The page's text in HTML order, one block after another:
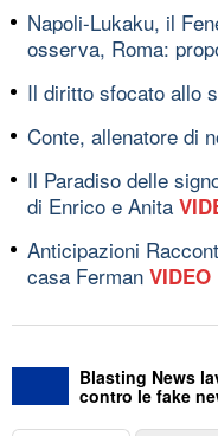
Napoli-Lukaku, il
osserva, Roma:
Il diritto sfocato allo
Conte, allenatore di
Il Paradiso delle
di Enrico e Anita
Anticipazioni
casa Ferman VIDEO
Blasting News
contro le fake